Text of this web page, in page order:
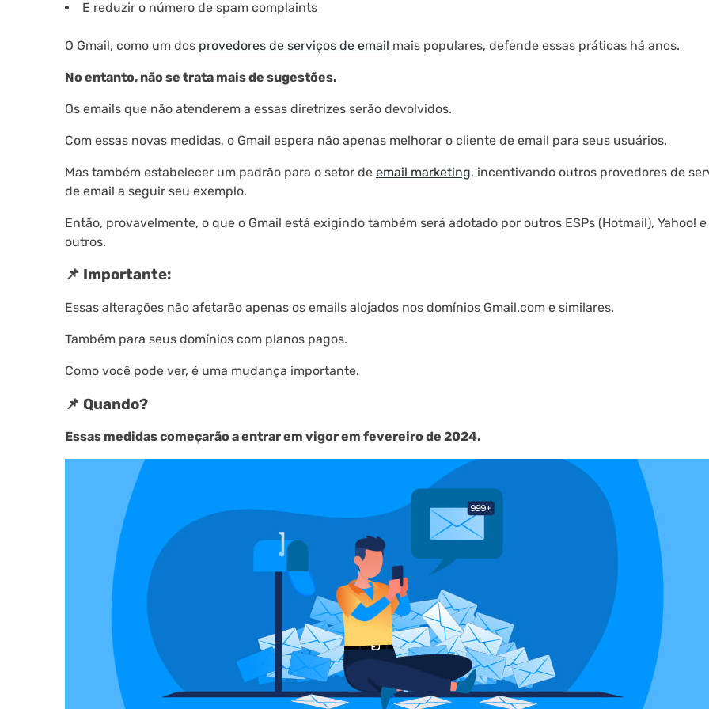
E reduzir o número de spam complaints
O Gmail, como um dos provedores de serviços de email mais populares, defende essas práticas há anos.
No entanto, não se trata mais de sugestões.
Os emails que não atenderem a essas diretrizes serão devolvidos.
Com essas novas medidas, o Gmail espera não apenas melhorar o cliente de email para seus usuários.
Mas também estabelecer um padrão para o setor de email marketing, incentivando outros provedores de
de email a seguir seu exemplo.
Então, provavelmente, o que o Gmail está exigindo também será adotado por outros ESPs (Hotmail), Yahoo! e
outros.
📌 Importante:
Essas alterações não afetarão apenas os emails alojados nos domínios Gmail.com e similares.
Também para seus domínios com planos pagos.
Como você pode ver, é uma mudança importante.
📌 Quando?
Essas medidas começarão a entrar em vigor em fevereiro de 2024.